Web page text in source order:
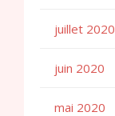
juillet 2020
juin 2020
mai 2020